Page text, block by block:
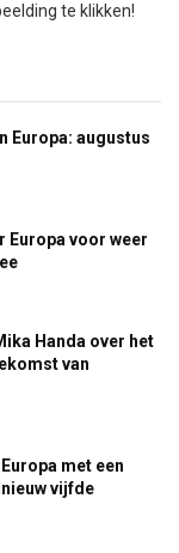
te klikken!
Europa: augustus
Europa voor weer
Handa over het
van
met een
vijfde